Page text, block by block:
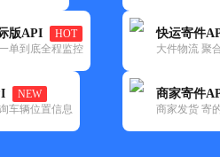
版API
HOT
单到底全程监控
NEW
车辆位置信息
快运寄件
大件物流 聚
商家寄件
商家发货 寄
站分部
11-26 00:00:00